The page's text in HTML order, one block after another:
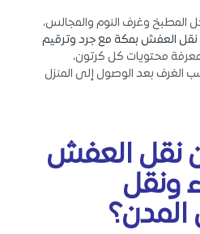
المطبخ وغرف النوم والمجالس،
نقل العفش بمكة مع جرد وترقيم
محتويات كل كرتون،
الغرف بعد الوصول إلى المنزل
نقل العفش
ونقل